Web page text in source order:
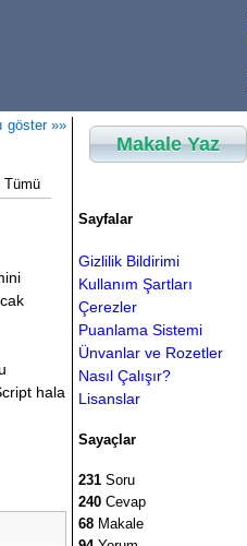
göster »»
Tümü
hala
Makale Yaz
Sayfalar
Gizlilik Bildirimi
Kullanım Şartları
Çerezler
Puanlama Sistemi
Ünvanlar ve Rozetler
Nasıl Çalışır?
Lisanslar
Sayaçlar
231 Soru
240 Cevap
68 Makale